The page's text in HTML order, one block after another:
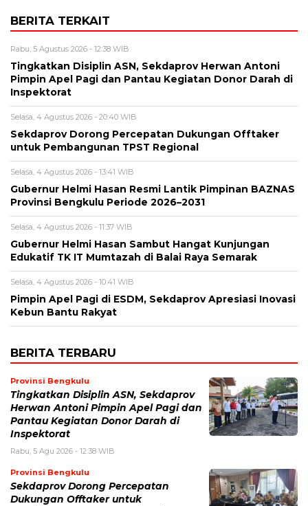
BERITA TERKAIT
Rabu, 5 Agustus 2026 - 12:38 WIB
Tingkatkan Disiplin ASN, Sekdaprov Herwan Antoni
Pimpin Apel Pagi dan Pantau Kegiatan Donor Darah di
Inspektorat
Selasa, 4 Agustus 2026 - 20:40 WIB
Sekdaprov Dorong Percepatan Dukungan Offtaker
untuk Pembangunan TPST Regional
Selasa, 4 Agustus 2026 - 13:41 WIB
Gubernur Helmi Hasan Resmi Lantik Pimpinan BAZNAS
Provinsi Bengkulu Periode 2026–2031
Selasa, 4 Agustus 2026 - 11:37 WIB
Gubernur Helmi Hasan Sambut Hangat Kunjungan
Edukatif TK IT Mumtazah di Balai Raya Semarak
Selasa, 4 Agustus 2026 - 10:41 WIB
Pimpin Apel Pagi di ESDM, Sekdaprov Apresiasi Inovasi
Kebun Bantu Rakyat
BERITA TERBARU
Provinsi Bengkulu
Tingkatkan Disiplin ASN, Sekdaprov
Herwan Antoni Pimpin Apel Pagi dan
Pantau Kegiatan Donor Darah di
Inspektorat
Rabu, 5 Agu 2026 - 12:38 WIB
Provinsi Bengkulu
Sekdaprov Dorong Percepatan
Dukungan Offtaker untuk